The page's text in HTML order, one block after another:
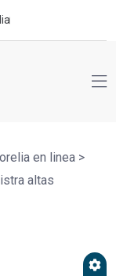
en linea >
altas